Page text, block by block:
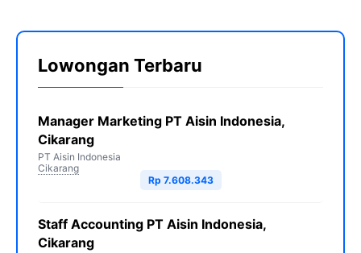
Lowongan Terbaru
Manager Marketing PT Aisin Indonesia,
Cikarang
PT Aisin Indonesia
Cikarang
Rp 7.608.343
Staff Accounting PT Aisin Indonesia,
Cikarang